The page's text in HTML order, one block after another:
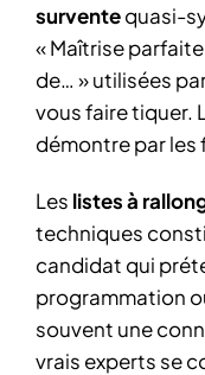
surventequasi-
« Maîtrise
de… » utilisées
vous faire tiquer.
démontre par les
Les listes à
techniques
candidat qui
programmation
souvent une
vrais experts se